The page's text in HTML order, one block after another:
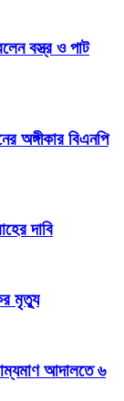
বস্ত্র ও পাট
অঙ্গীকার বিএনপি
দাবি
মৃত্যু
আদালতে ৬